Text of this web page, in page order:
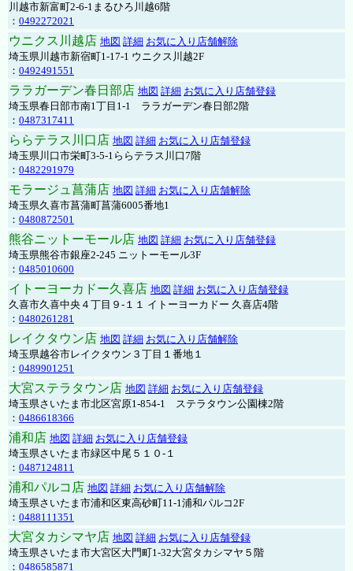
川越市新富町2-6-1まるひろ川越6階
： 0492272021
ウニクス川越店 地図 詳細 お気に入り店舗解除
埼玉県川越市新宿町1-17-1 ウニクス川越2F
： 0492491551
ララガーデン春日部店 地図 詳細 お気に入り店舗登録
埼玉県春日部市南1丁目1-1 ララガーデン春日部2階
： 0487317411
ららテラス川口店 地図 詳細 お気に入り店舗登録
埼玉県川口市栄町3-5-1ららテラス川口7階
： 0482291979
モラージュ菖蒲店 地図 詳細 お気に入り店舗解除
埼玉県久喜市菖蒲町菖蒲6005番地1
： 0480872501
熊谷ニットーモール店 地図 詳細 お気に入り店舗登録
埼玉県熊谷市銀座2-245 ニットーモール3F
： 0485010600
イトーヨーカドー久喜店 地図 詳細 お気に入り店舗登録
久喜市久喜中央４丁目９-１１ イトーヨーカドー 久喜店4階
： 0480261281
レイクタウン店 地図 詳細 お気に入り店舗解除
埼玉県越谷市レイクタウン３丁目１番地１
： 0489901251
大宮ステラタウン店 地図 詳細 お気に入り店舗登録
埼玉県さいたま市北区宮原1-854-1 ステラタウン公園棟2階
： 0486618366
浦和店 地図 詳細 お気に入り店舗登録
埼玉県さいたま市緑区中尾５１０-１
： 0487124811
浦和パルコ店 地図 詳細 お気に入り店舗解除
埼玉県さいたま市浦和区東高砂町11-1浦和パルコ2F
： 0488111351
大宮タカシマヤ店 地図 詳細 お気に入り店舗登録
埼玉県さいたま市大宮区大門町1-32大宮タカシマヤ５階
： 0486585871